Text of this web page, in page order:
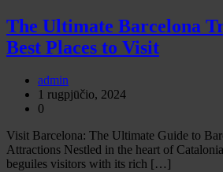
The Ultimate Barcelona
Best Places to Visit
admin
1 rugpjūčio, 2024
0
Visit Barcelona: The Ultimate Guide to
Attractions Nestled in the heart of
beguiles visitors with its rich […]